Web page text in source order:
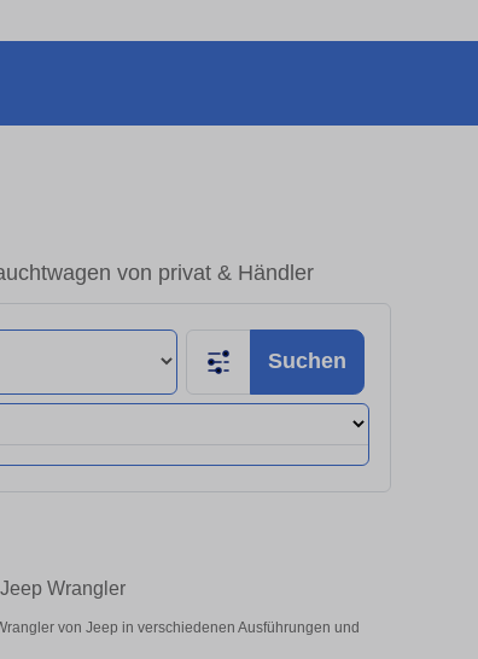
von privat & Händler
Suchen
Wrangler
von Jeep in verschiedenen Ausführungen und